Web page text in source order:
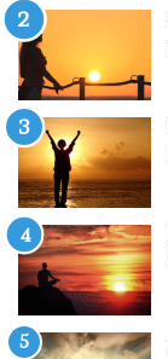
r
i
H
a
k
k
ı
n
d
a